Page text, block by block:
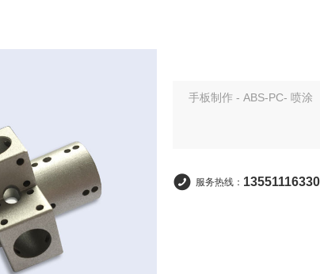
手板制作 - ABS-PC- 喷涂
服务热线： 13551116330